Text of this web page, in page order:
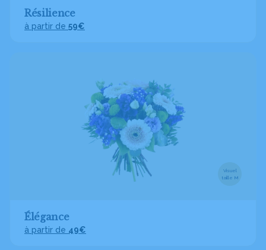
Résilience
à partir de 59€
Visuel
taille M
Élégance
à partir de 49€